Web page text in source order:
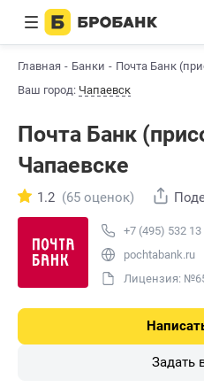
Главная Банки Почта Банк
Ваш город: Чапаевск
Почта Банк
Чапаевске
+7 (495) 532 13
pochtabank.ru
Лицензия:
1.2 (65 оценок)
Задать